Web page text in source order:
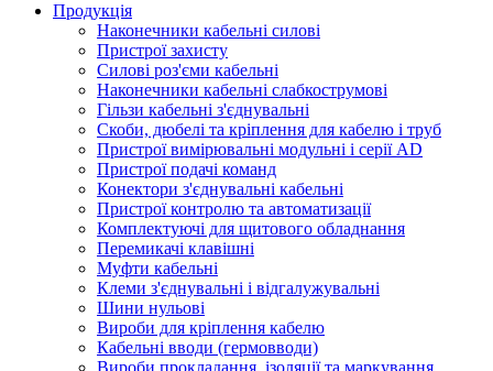
Продукція
Наконечники кабельні силові
Пристрої захисту
Силові роз'єми кабельні
Наконечники кабельні слабкострумові
Гільзи кабельні з'єднувальні
Скоби, дюбелі та кріплення для кабелю і труб
Пристрої вимірювальні модульні і серії AD
Пристрої подачі команд
Конектори з'єднувальні кабельні
Пристрої контролю та автоматизації
Комплектуючі для щитового обладнання
Перемикачі клавішні
Муфти кабельні
Клеми з'єднувальні і відгалужувальні
Шини нульові
Вироби для кріплення кабелю
Кабельні вводи (гермовводи)
Вироби прокладання, iзоляції та маркування